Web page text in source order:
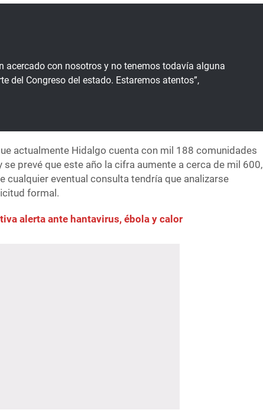
acercado con nosotros y no tenemos todavía alguna
del Congreso del estado. Estaremos atentos”,
actualmente Hidalgo cuenta con mil 188 comunidades
prevé que este año la cifra aumente a cerca de mil 600,
cualquier eventual consulta tendría que analizarse
formal.
alerta ante hantavirus, ébola y calor